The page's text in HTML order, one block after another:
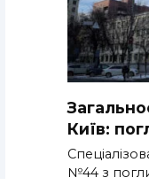
Київ:
№44 з